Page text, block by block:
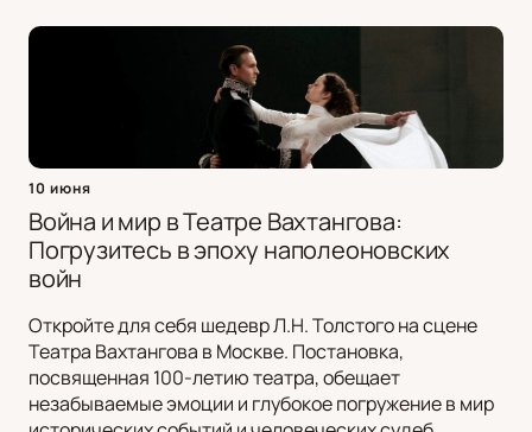
10 июня
Война и мир в Театре Вахтангова:
Погрузитесь в эпоху наполеоновских
войн
Откройте для себя шедевр Л.Н. Толстого на сцене
Театра Вахтангова в Москве. Постановка,
посвященная 100-летию театра, обещает
незабываемые эмоции и глубокое погружение в мир